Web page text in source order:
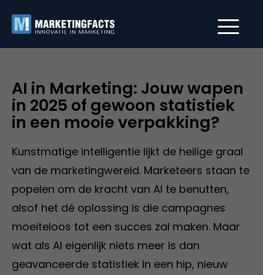
AI in Marketing: Jouw wapen
in 2025 of gewoon statistiek
in een mooie verpakking?
Kunstmatige intelligentie lijkt de heilige graal
van de marketingwereld. Marketeers staan te
popelen om de kracht van AI te benutten,
alsof het dé oplossing is die campagnes
moeiteloos tot een succes zal maken. Maar
wat als AI eigenlijk niets meer is dan
geavanceerde statistiek in een hip, nieuw